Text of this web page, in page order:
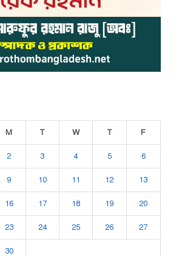
M T W T F
2 3 4 5 6
9 10 11 12 13
16 17 18 19 20
23 24 25 26 27
30